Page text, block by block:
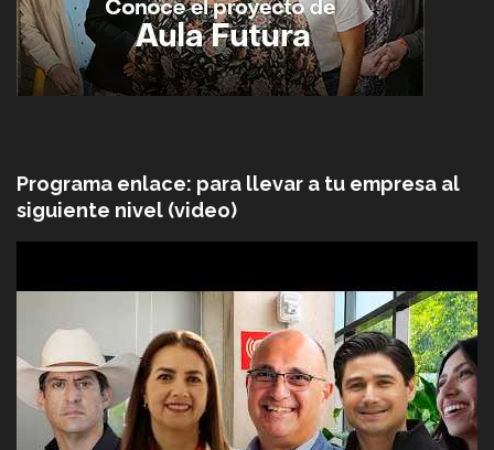
Programa enlace: para llevar a tu empresa al
siguiente nivel (video)